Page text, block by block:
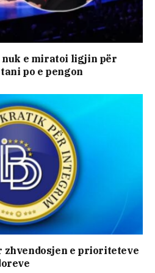
nuk e miratoi ligjin për
po e pengon
zhvendosjen e prioriteteve